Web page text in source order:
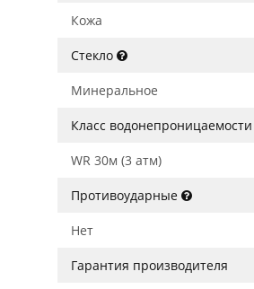
Кожа
Стекло
Минеральное
Класс водонепроницаемости
WR 30м (3 атм)
Противоударные
Нет
Гарантия производителя